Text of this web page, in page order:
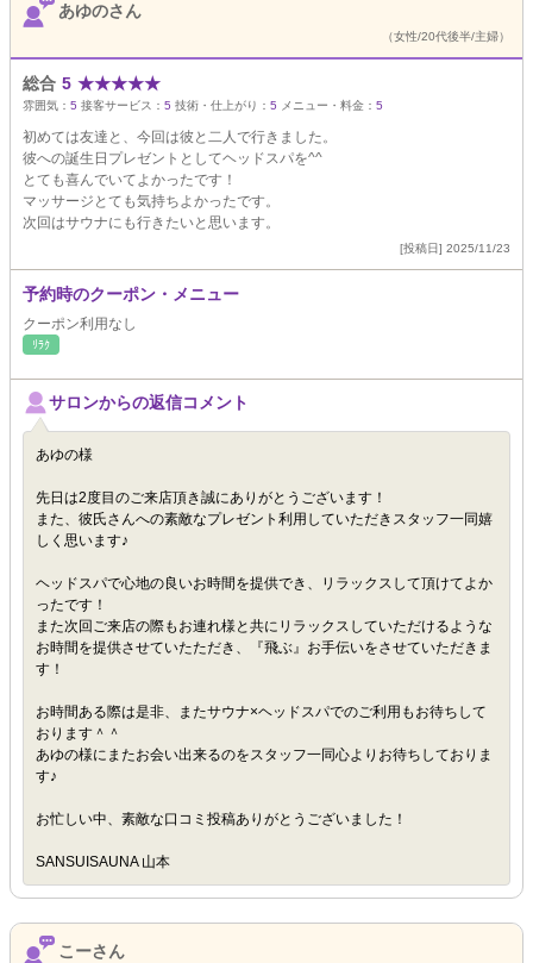
あゆのさん
（女性/20代後半/主婦）
総合 5 ★★★★★
雰囲気： 5 接客サービス： 5 技術・仕上がり： 5 メニュー・料金： 5
初めては友達と、今回は彼と二人で行きました。
彼への誕生日プレゼントとしてヘッドスパを^^
とても喜んでいてよかったです！
マッサージとても気持ちよかったです。
次回はサウナにも行きたいと思います。
[投稿日] 2025/11/23
予約時のクーポン・メニュー
クーポン利用なし
ﾘﾗｸ
サロンからの返信コメント
あゆの様
先日は2度目のご来店頂き誠にありがとうございます！
また、彼氏さんへの素敵なプレゼント利用していただきスタッフ一同嬉
しく思います♪
ヘッドスパで心地の良いお時間を提供でき、リラックスして頂けてよか
ったです！
また次回ご来店の際もお連れ様と共にリラックスしていただけるような
お時間を提供させていたただき、『飛ぶ』お手伝いをさせていただきま
す！
お時間ある際は是非、またサウナ×ヘッドスパでのご利用もお待ちして
おります＾＾
あゆの様にまたお会い出来るのをスタッフ一同心よりお待ちしておりま
す♪
お忙しい中、素敵な口コミ投稿ありがとうございました！
SANSUISAUNA 山本
こーさん